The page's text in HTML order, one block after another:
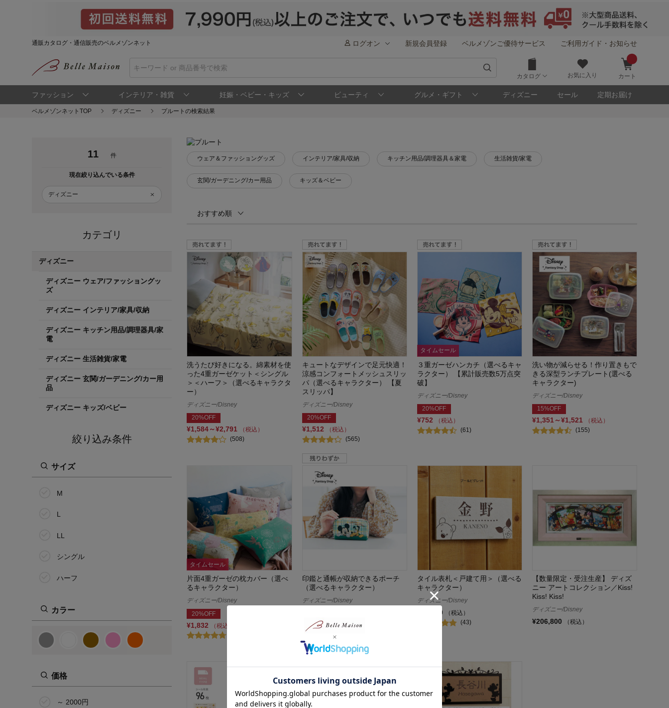
通販カタログ・通信販売のベルメゾンネット ログオン 新規会員登録 ベルメゾンご優待サービス ご利用ガイド・お知らせ
カタログ お気に入り カート
ファッション インテリア・雑貨 妊娠・ベビー・キッズ ビューティ グルメ・ギフト ディズニー セール 定期お届け
ベルメゾンネットTOP ディズニー プルートの検索結果
11 件
現在絞り込んでいる条件
ディズニー
カテゴリ
ディズニー
ディズニー ウェア/ファッショングッ
ズ
ディズニー インテリア/家具/収納
ディズニー キッチン用品/調理器具/家
電
ディズニー 生活雑貨/家電
ディズニー 玄関/ガーデニング/カー用
品
ディズニー キッズ/ベビー
絞り込み条件
サイズ
M
L
LL
シングル
ハーフ
カラー
価格
～ 2000円
ウェア＆ファッショングッズ インテリア/家具/収納 キッチン用品/調理器具＆家電 生活雑貨/家電
玄関/ガーデニング/カー用品 キッズ＆ベビー
おすすめ順
洗うたび好きになる。綿素材を使
った4重ガーゼケット＜シングル
＞＜ハーフ＞（選べるキャラクタ
ー）
ディズニー/Disney
20%OFF
¥1,584～¥2,791
（税込）
(508)
キュートなデザインで足元快適！
涼感コンフォートメッシュスリッ
パ（選べるキャラクター） 【夏
スリッパ】
ディズニー/Disney
20%OFF
¥1,512
（税込）
(565)
タイムセール
３重ガーゼハンカチ（選べるキャ
ラクター） 【累計販売数5万点突
破】
ディズニー/Disney
20%OFF
¥752
（税込）
(61)
洗い物が減らせる！作り置きもで
きる深型ランチプレート(選べる
キャラクター)
ディズニー/Disney
15%OFF
¥1,351～¥1,521
（税込）
(155)
タイムセール
片面4重ガーゼの枕カバー（選べ
るキャラクター）
ディズニー/Disney
20%OFF
¥1,832
（税込）
印鑑と通帳が収納できるポーチ
（選べるキャラクター）
ディズニー/Disney
(11)
タイル表札＜戸建て用＞（選べる
キャラクター）
ディズニー/Disney
¥13,900
（税込）
(43)
【数量限定・受注生産】 ディズ
ニー アートコレクション／Kiss!
Kiss! Kiss!
ディズニー/Disney
¥206,800 （税込）